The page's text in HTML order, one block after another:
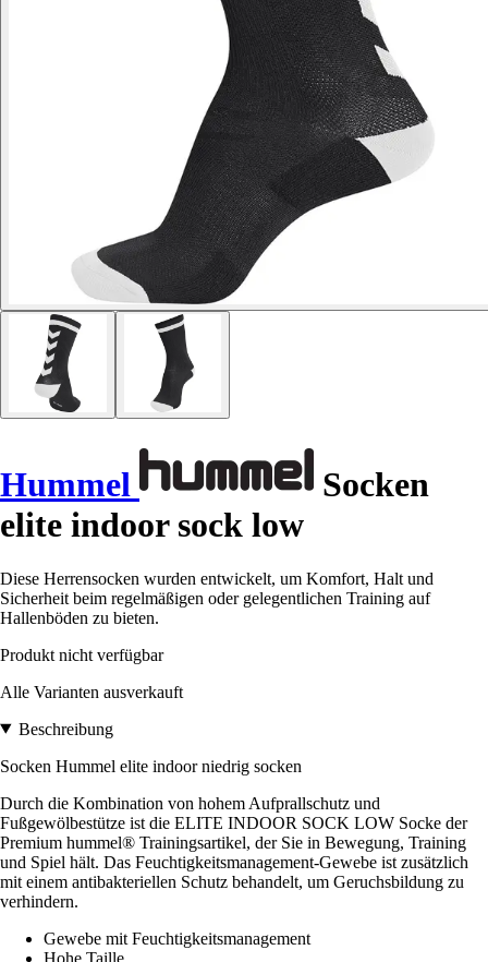
Hummel
Socken
elite indoor sock low
Diese Herrensocken wurden entwickelt, um Komfort, Halt und
Sicherheit beim regelmäßigen oder gelegentlichen Training auf
Hallenböden zu bieten.
Produkt nicht verfügbar
Alle Varianten ausverkauft
Beschreibung
Socken Hummel elite indoor niedrig socken
Durch die Kombination von hohem Aufprallschutz und
Fußgewölbestütze ist die ELITE INDOOR SOCK LOW Socke der
Premium hummel® Trainingsartikel, der Sie in Bewegung, Training
und Spiel hält. Das Feuchtigkeitsmanagement-Gewebe ist zusätzlich
mit einem antibakteriellen Schutz behandelt, um Geruchsbildung zu
verhindern.
Gewebe mit Feuchtigkeitsmanagement
Hohe Taille